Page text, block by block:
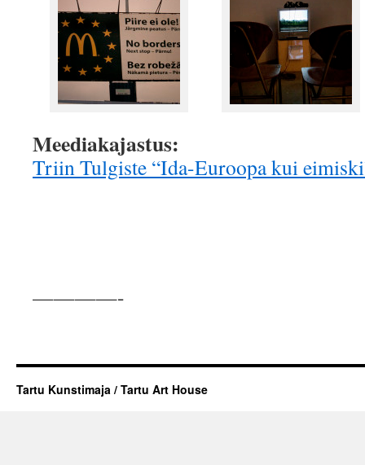
Meediakajastus:
Triin Tulgiste “Ida-Euroopa kui
————-
Tartu Kunstimaja / Tartu Art House